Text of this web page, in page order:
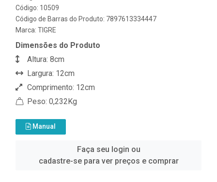
Código: 10509
Código de Barras do Produto: 7897613334447
Marca: TIGRE
Dimensões do Produto
Altura: 8cm
Largura: 12cm
Comprimento: 12cm
Peso: 0,232Kg
Manual
Faça seu login ou
cadastre-se para ver preços e comprar